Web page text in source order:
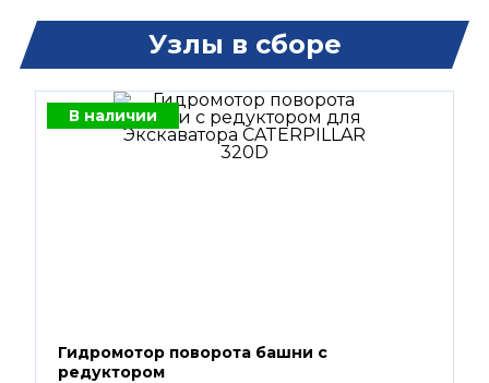
Узлы в сборе
В наличии
Гидромотор поворота башни с
редуктором